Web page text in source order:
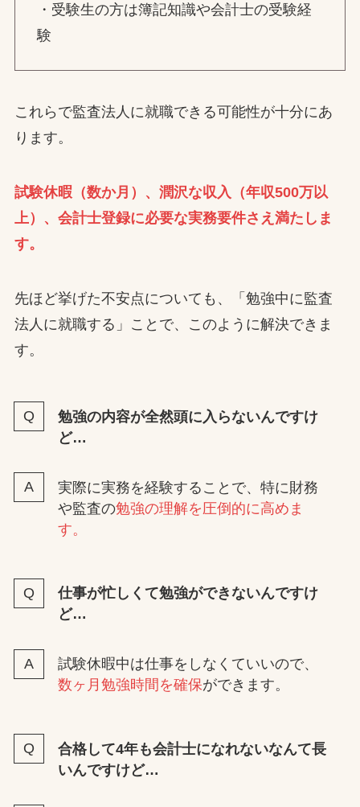
・受験生の方は簿記知識や会計士の受験経
験
これらで監査法人に就職できる可能性が十分にあ
ります。
試験休暇（数か月）、潤沢な収入（年収500万以
上）、会計士登録に必要な実務要件さえ満たしま
す。
先ほど挙げた不安点についても、「勉強中に監査
法人に就職する」ことで、このように解決できま
す。
勉強の内容が全然頭に入らないんですけ
ど…
実際に実務を経験することで、特に財務
や監査の勉強の理解を圧倒的に高めま
す。
仕事が忙しくて勉強ができないんですけ
ど…
試験休暇中は仕事をしなくていいので、
数ヶ月勉強時間を確保ができます。
合格して4年も会計士になれないなんて長
いんですけど…